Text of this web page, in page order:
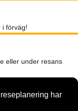
i förväg!
eller under resans
har